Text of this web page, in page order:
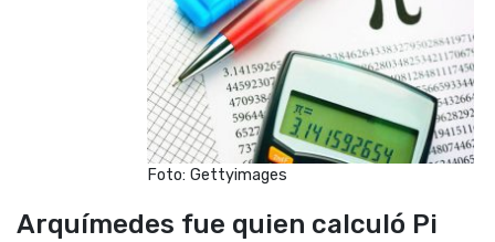
Foto: Gettyimages
Arquímedes fue quien calculó Pi